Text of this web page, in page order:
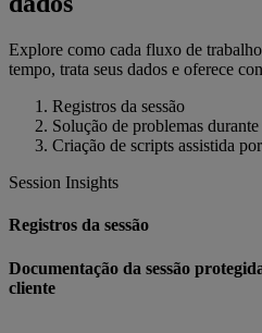
Explore como cada fluxo de
tempo, trata seus dados e oferece
Registros da sessão
Solução de problemas durante
Criação de scripts assistida
Session Insights
Registros da sessão
Documentação da sessão
cliente